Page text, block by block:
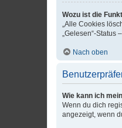
Wozu ist die
„Alle Cookies
„Gelesen“-
Nach oben
Wie kann ich
Wenn du dich
angezeigt, wenn